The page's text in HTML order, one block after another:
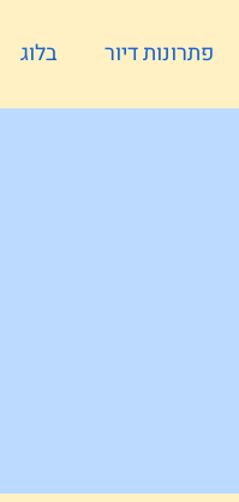
פתרונות דיור בלוג